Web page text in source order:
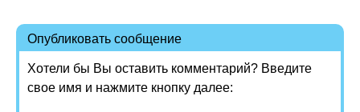
Опубликовать сообщение
Хотели бы Вы оставить комментарий? Введите
свое имя и нажмите кнопку далее: